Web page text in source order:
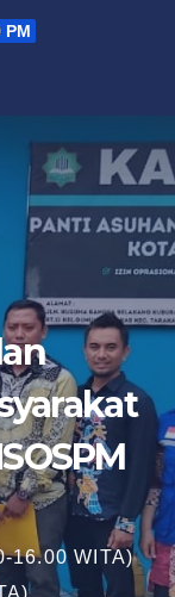
PM
16.00 WITA)